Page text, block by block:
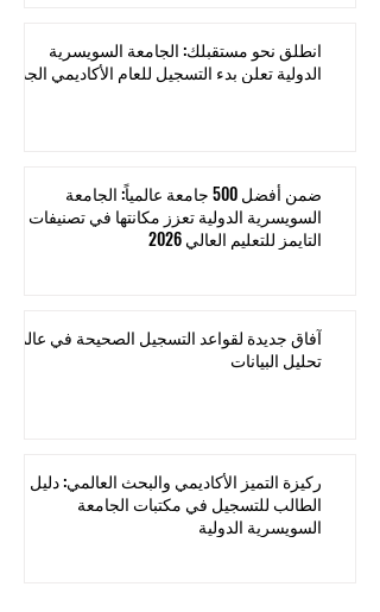
انطلق نحو مستقبلك: الجامعة السويسرية
الدولية تعلن بدء التسجيل للعام الأكاديمي الجديد
ضمن أفضل 500 جامعة عالمياً: الجامعة
السويسرية الدولية تعزز مكانتها في تصنيفات
التايمز للتعليم العالي 2026
آفاق جديدة لقواعد التسجيل الصحيحة في عالم
تحليل البيانات
ركيزة التميز الأكاديمي والبحث العالمي: دليل
الطالب للتسجيل في مكتبات الجامعة
السويسرية الدولية